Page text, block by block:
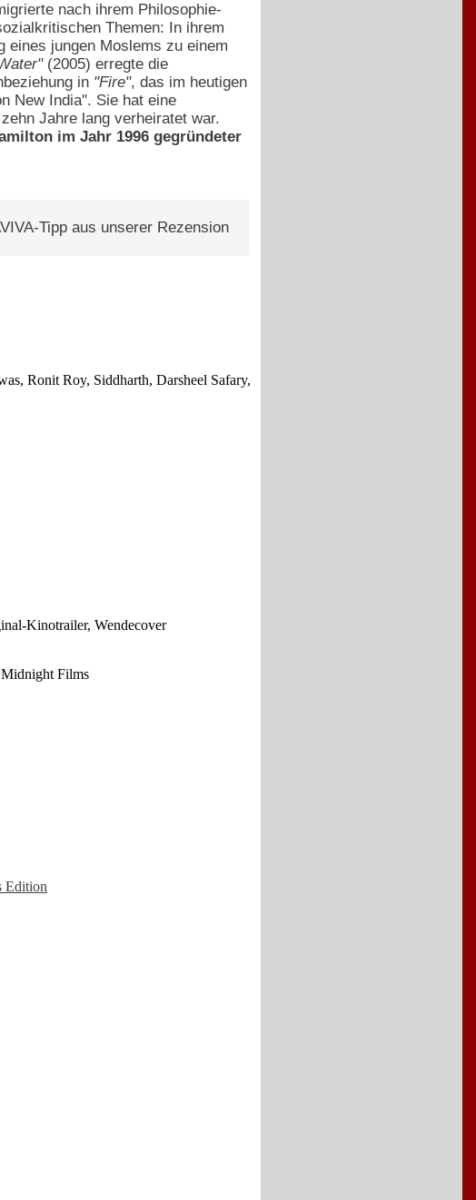
nach ihrem Philosophie-
Themen: In ihrem
jungen Moslems zu einem
(2005) erregte die
in "Fire", das im heutigen
New India". Sie hat eine
Jahre lang verheiratet war.
im Jahr 1996 gegründeter
Tipp aus unserer Rezension
Ronit Roy, Siddharth, Darsheel Safary,
Kinotrailer, Wendecover
Films
Edition